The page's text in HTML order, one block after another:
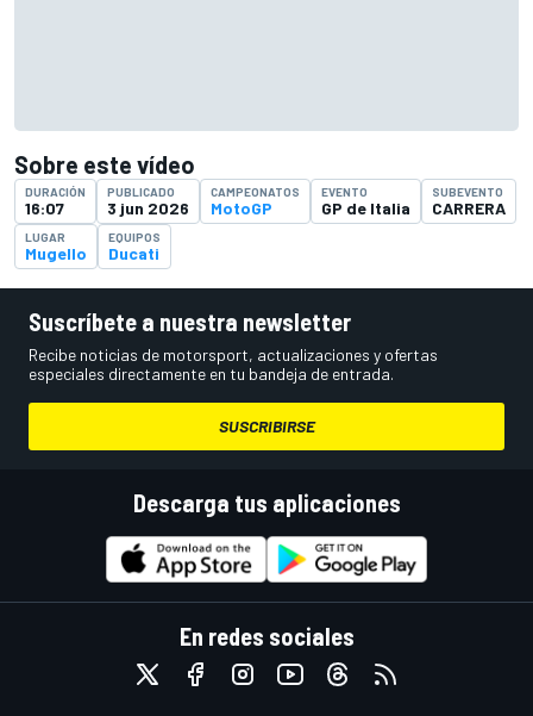
Sobre este vídeo
DURACIÓN
16:07
PUBLICADO
3 jun 2026
CAMPEONATOS
MotoGP
EVENTO
GP de Italia
SUBEVENTO
CARRERA
LUGAR
Mugello
EQUIPOS
Ducati
Suscríbete a nuestra newsletter
Recibe noticias de motorsport, actualizaciones y ofertas
especiales directamente en tu bandeja de entrada.
SUSCRIBIRSE
Descarga tus aplicaciones
En redes sociales